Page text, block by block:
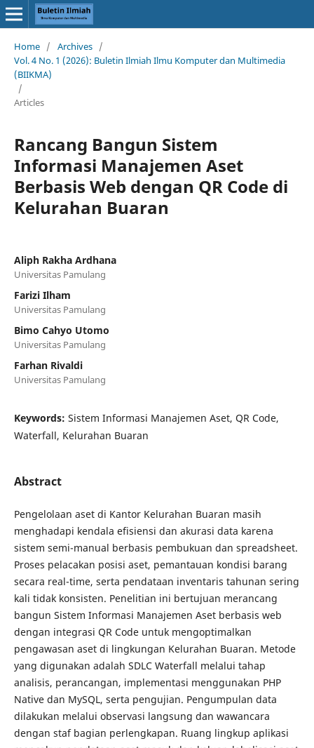
Home / Archives /
Vol. 4 No. 1 (2026): Buletin Ilmiah Ilmu Komputer dan Multimedia
(BIIKMA)
/
Articles
Rancang Bangun Sistem
Informasi Manajemen Aset
Berbasis Web dengan QR Code di
Kelurahan Buaran
Aliph Rakha Ardhana
Universitas Pamulang
Farizi Ilham
Universitas Pamulang
Bimo Cahyo Utomo
Universitas Pamulang
Farhan Rivaldi
Universitas Pamulang
Keywords: Sistem Informasi Manajemen Aset, QR Code,
Waterfall, Kelurahan Buaran
Abstract
Pengelolaan aset di Kantor Kelurahan Buaran masih
menghadapi kendala efisiensi dan akurasi data karena
sistem semi-manual berbasis pembukuan dan spreadsheet.
Proses pelacakan posisi aset, pemantauan kondisi barang
secara real-time, serta pendataan inventaris tahunan sering
kali tidak konsisten. Penelitian ini bertujuan merancang
bangun Sistem Informasi Manajemen Aset berbasis web
dengan integrasi QR Code untuk mengoptimalkan
pengawasan aset di lingkungan Kelurahan Buaran. Metode
yang digunakan adalah SDLC Waterfall melalui tahap
analisis, perancangan, implementasi menggunakan PHP
Native dan MySQL, serta pengujian. Pengumpulan data
dilakukan melalui observasi langsung dan wawancara
dengan staf bagian perlengkapan. Ruang lingkup aplikasi